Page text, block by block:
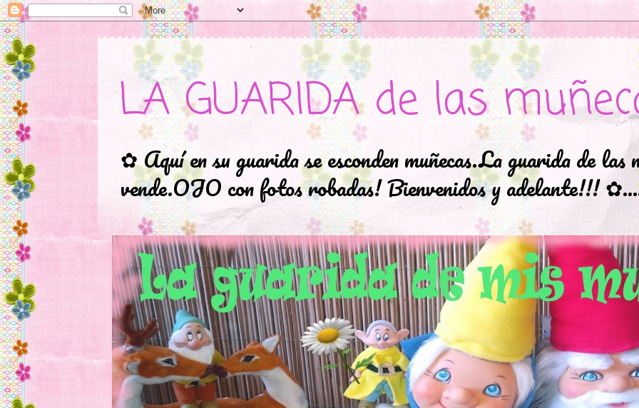
LA GUARIDA de las
✿ Aquí en su guarida se esconden muñecas.La guarida de las
vende.OJO con fotos robadas! Bienvenidos y adelante!!!